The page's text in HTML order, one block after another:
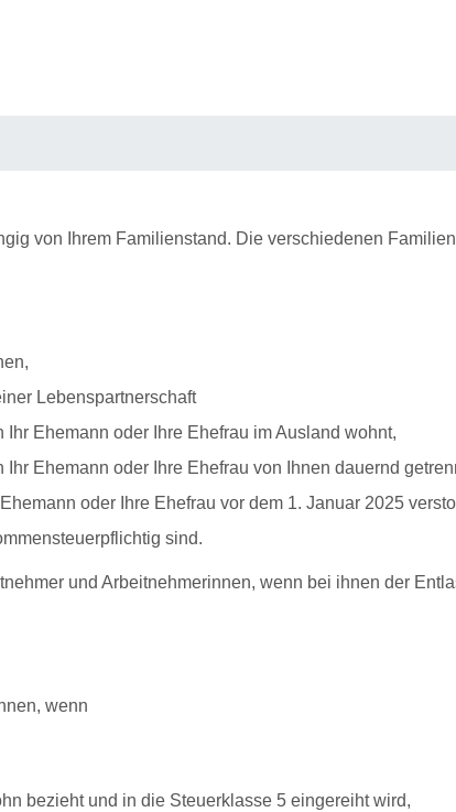
von Ihrem Familienstand. Die verschiedenen
Lebenspartnerschaft
Ehemann oder Ihre Ehefrau im Ausland wohnt,
Ehemann oder Ihre Ehefrau von Ihnen dauernd
oder Ihre Ehefrau vor dem 1. Januar 2025
sind.
und Arbeitnehmerinnen, wenn bei ihnen der
wenn
bezieht und in die Steuerklasse 5 eingereiht wird,